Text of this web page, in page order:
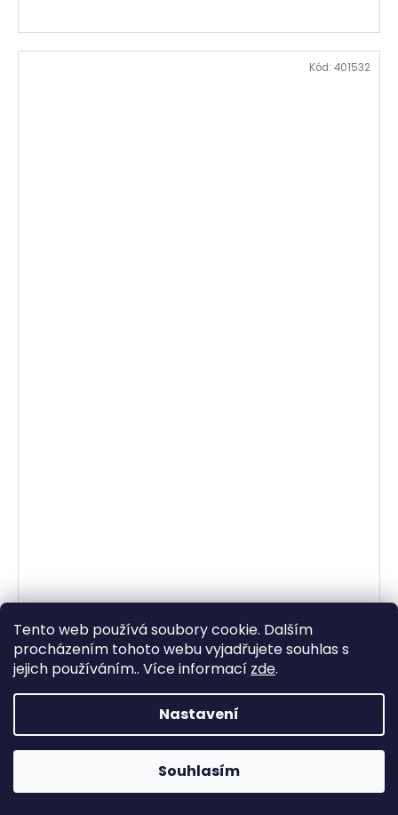
Tento web používá soubory cookie. Dalším
procházením tohoto webu vyjadřujete souhlas s
jejich používáním.. Více informací zde.
Nastavení
Souhlasím
arganovým olejem
Skladem
od 467 Kč
Termo aktivní kartáč z keramiky a karbonu, obohacený
o arganový olej pro maximální hladkost a hebkost. Po
zahřátí dojde ke změně barvy
Kód: 401532